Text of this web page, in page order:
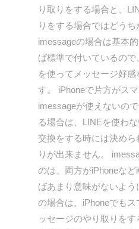
り取りをする場合と、
りをする場合ではどうち
imessageの場合は基本
ば標準で付いているの
を使ってメッセージ好感
す。 iPhoneで片方がス
imessageが使えないの
る場合は、LINEを使わ
交換をする時には決め
りが出来ません。
のは、両方がiPhoneな
ばあまり意味がないよ
の場合は、iPhoneでも
ッセージのやり取りをす